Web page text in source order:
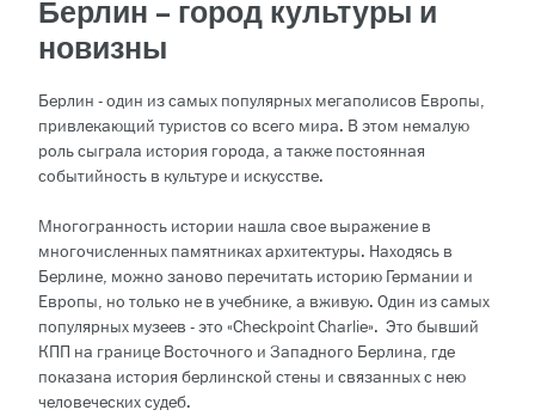
Берлин – город культуры и
новизны
Берлин - один из самых популярных мегаполисов Европы,
привлекающий туристов со всего мира. В этом немалую
роль сыграла история города, а также постоянная
событийность в культуре и искусстве.
Многогранность истории нашла свое выражение в
многочисленных памятниках архитектуры. Находясь в
Берлине, можно заново перечитать историю Германии и
Европы, но только не в учебнике, а вживую. Один из самых
популярных музеев - это «Checkpoint Charlie». Это бывший
КПП на границе Восточного и Западного Берлина, где
показана история берлинской стены и связанных с нею
человеческих судеб.